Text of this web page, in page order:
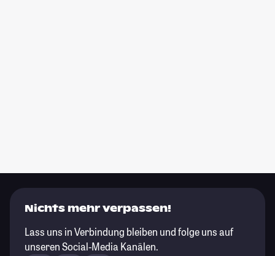
Nichts mehr verpassen!
Lass uns in Verbindung bleiben und folge uns auf
unseren Social-Media Kanälen.